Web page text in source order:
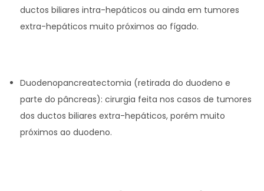
ductos biliares intra-hepáticos ou ainda em tumores
extra-hepáticos muito próximos ao fígado.
Duodenopancreatectomia (retirada do duodeno e
parte do pâncreas): cirurgia feita nos casos de tumores
dos ductos biliares extra-hepáticos, porém muito
próximos ao duodeno.